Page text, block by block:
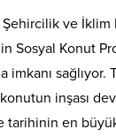
ve İklim
Sosyal Konut
imkanı
inşası
tarihinin en